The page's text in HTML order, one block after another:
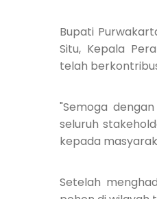
Bupati
Situ, Kepala
telah
"Semoga
seluruh
kepada
Setelah